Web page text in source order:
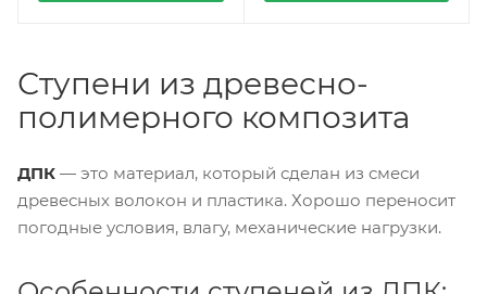
Ступени из древесно-
полимерного композита
ДПК — это материал, который сделан из смеси
древесных волокон и пластика. Хорошо переносит
погодные условия, влагу, механические нагрузки.